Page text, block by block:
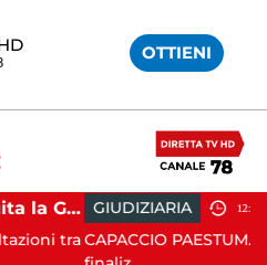
OTTIENI
12:25
PAESTUM. Nell’ambito